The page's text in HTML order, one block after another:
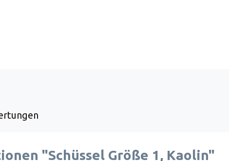
"Schüssel Größe 1, Kaolin"